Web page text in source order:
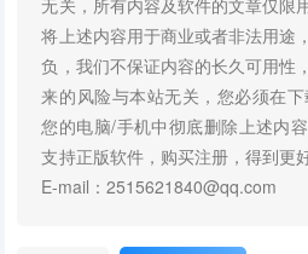
将上述内容用于商业或者非法用途
负，我们不保证内容的长久可用性
来的风险与本站无关，您必须在
您的电脑/手机中彻底删除上述内
支持正版软件，购买注册，得到更
E-mail：2515621840@qq.com